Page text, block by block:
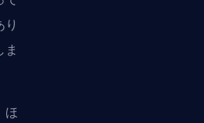
ま
ほ